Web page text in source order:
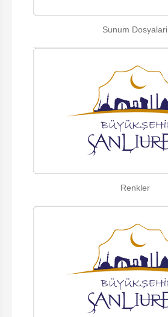
Sunum Dosyalari
Renkler